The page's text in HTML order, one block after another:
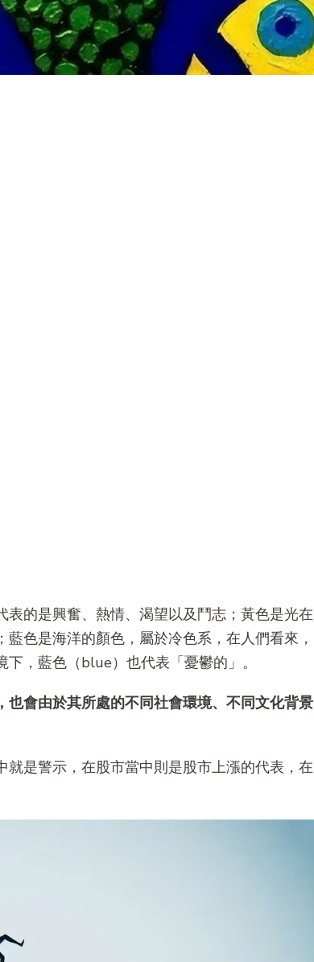
的是興奮、熱情、渴望以及鬥志；黃色是光在
色是海洋的顏色，屬於冷色系，在人們看來，
，藍色（blue）也代表「憂鬱的」。
會由於其所處的不同社會環境、不同文化背景
是警示，在股市當中則是股市上漲的代表，在